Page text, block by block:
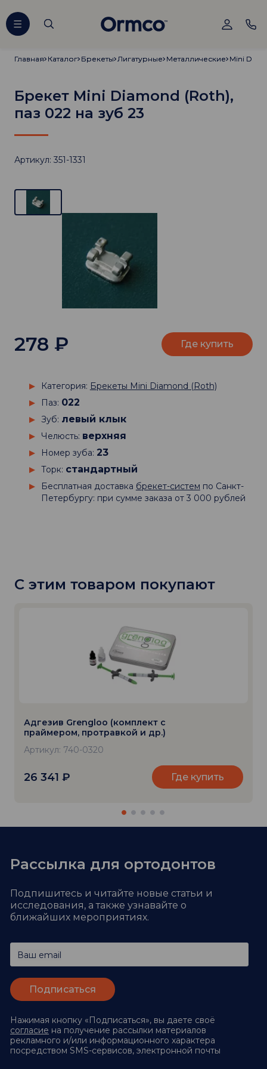
Главная
Главная Каталог
Каталог Брекеты
Брекеты Лигатурные
Лигатурные Металлические
Металлические Mini
Mini
Брекет Mini Diamond (Roth),
паз 022 на зуб 23
Артикул: 351-1331
Категория: Брекеты Mini Diamond (Roth)
Паз: 022
Зуб: левый клык
Челюсть: верхняя
Номер зуба: 23
Торк: стандартный
Бесплатная доставка брекет-систем по Санкт-
Петербургу: при сумме заказа от 3 000 рублей
278 ₽ Где купить
С этим товаром покупают
Адгезив Grengloo (комплект с
праймером, протравкой и др.)
Артикул: 740-0320
26 341 ₽ Где купить
Рассылка для ортодонтов
Подпишитесь и читайте новые статьи и
исследования, а также узнавайте о
ближайших мероприятиях.
Ваш email
Нажимая кнопку «Подписаться», вы даете своё
согласие на получение рассылки материалов
рекламного и/или информационного характера
посредством SMS-сервисов, электронной почты